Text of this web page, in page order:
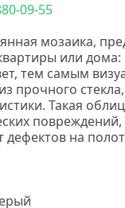
09-55
мозаика,
или дома:
тем самым
прочного
Такая
дефектов на